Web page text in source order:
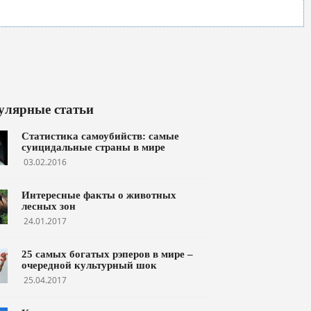
статьи
Статистика самоубийств: самые
суицидальные страны в мире
03.02.2016
Интересные факты о животных
лесных зон
24.01.2017
25 самых богатых рэперов в мире –
очередной культурный шок
25.04.2017